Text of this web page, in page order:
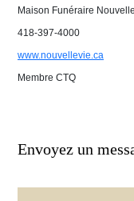
Maison Funéraire
418-397-4000
www.nouvellevie.ca
Membre CTQ
Envoyez un